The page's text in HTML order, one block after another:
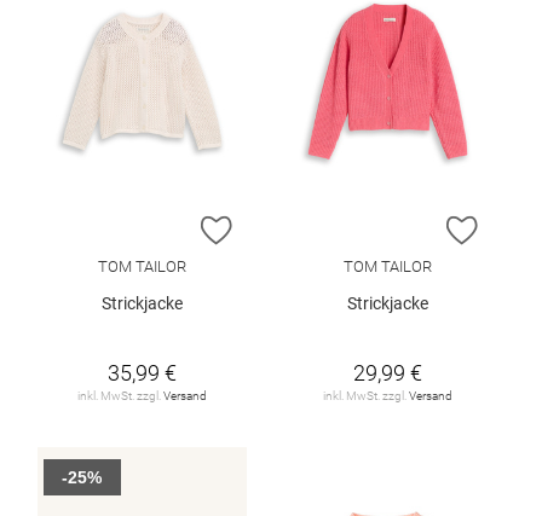
ZUR WUNSCHLISTE HINZUFÜGEN
TOM TAILOR
Strickjacke
35,99 €
inkl. MwSt. zzgl. Versand
ZUR
TOM TAILOR
Strickjacke
29,99 €
inkl. MwSt. zzgl. Versand
-25%